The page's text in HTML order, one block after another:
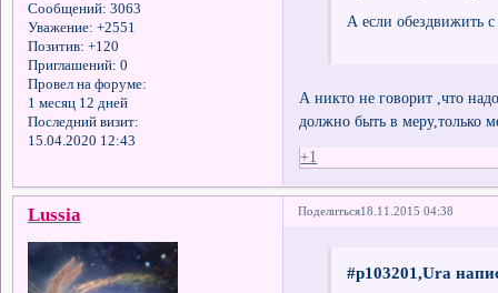
Сообщений: 3063
Уважение: +2551
Позитив: +120
Приглашений: 0
Провел на форуме:
1 месяц 12 дней
Последний визит:
15.04.2020 12:43
А если обездвижить
А никто не говорит ,что
должно быть в меру,только
+1
Поделиться18.11.2015 04:38
Lussia
#p103201,Ura